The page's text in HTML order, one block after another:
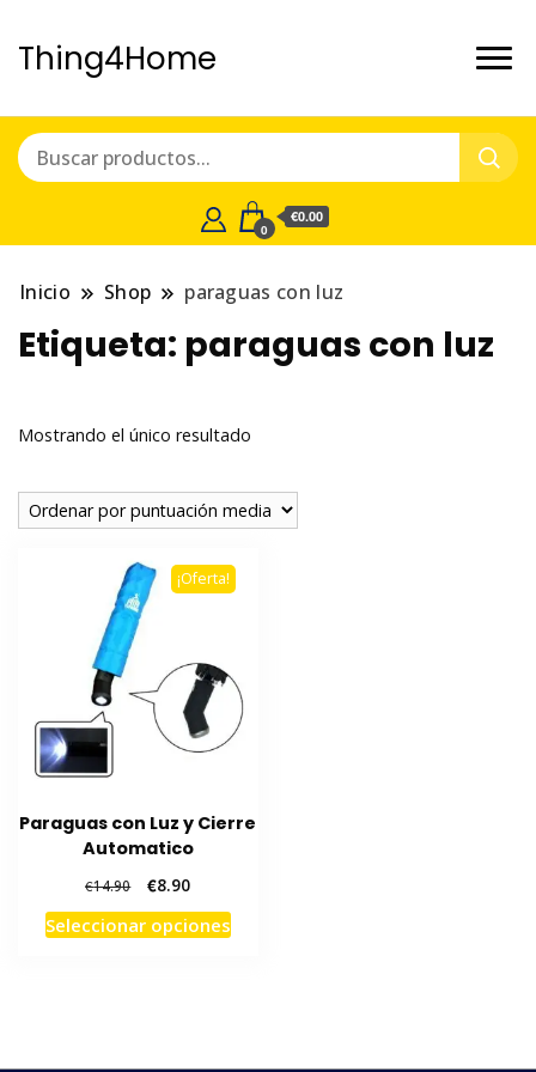
Thing4Home
0
€0.00
Inicio Shop paraguas con luz
Etiqueta: paraguas con luz
Mostrando el único resultado
¡Oferta!
Paraguas con Luz y Cierre
Automatico
€14.90
El
precio
original
€8.90El
precio
actual
Seleccionar opcionesEste
producto
Las